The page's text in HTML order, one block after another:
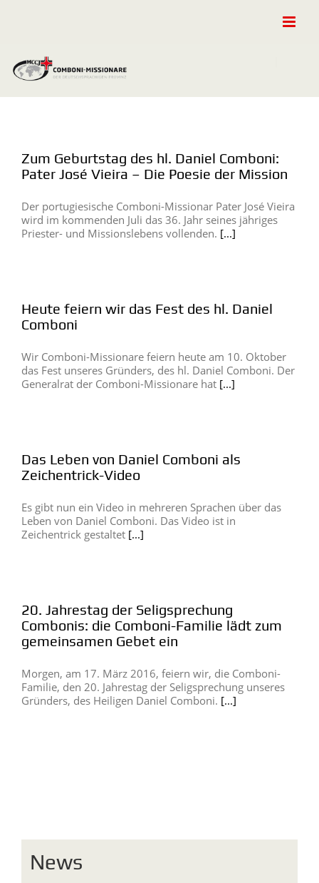
Zum Geburtstag des hl. Daniel Comboni:
Pater José Vieira – Die Poesie der Mission
Der portugiesische Comboni-Missionar Pater José Vieira
wird im kommenden Juli das 36. Jahr seines jähriges
Priester- und Missionslebens vollenden. [...]
Heute feiern wir das Fest des hl. Daniel
Comboni
Wir Comboni-Missionare feiern heute am 10. Oktober
das Fest unseres Gründers, des hl. Daniel Comboni. Der
Generalrat der Comboni-Missionare hat [...]
Das Leben von Daniel Comboni als
Zeichentrick-Video
Es gibt nun ein Video in mehreren Sprachen über das
Leben von Daniel Comboni. Das Video ist in
Zeichentrick gestaltet [...]
20. Jahrestag der Seligsprechung
Combonis: die Comboni-Familie lädt zum
gemeinsamen Gebet ein
Morgen, am 17. März 2016, feiern wir, die Comboni-
Familie, den 20. Jahrestag der Seligsprechung unseres
Gründers, des Heiligen Daniel Comboni. [...]
News